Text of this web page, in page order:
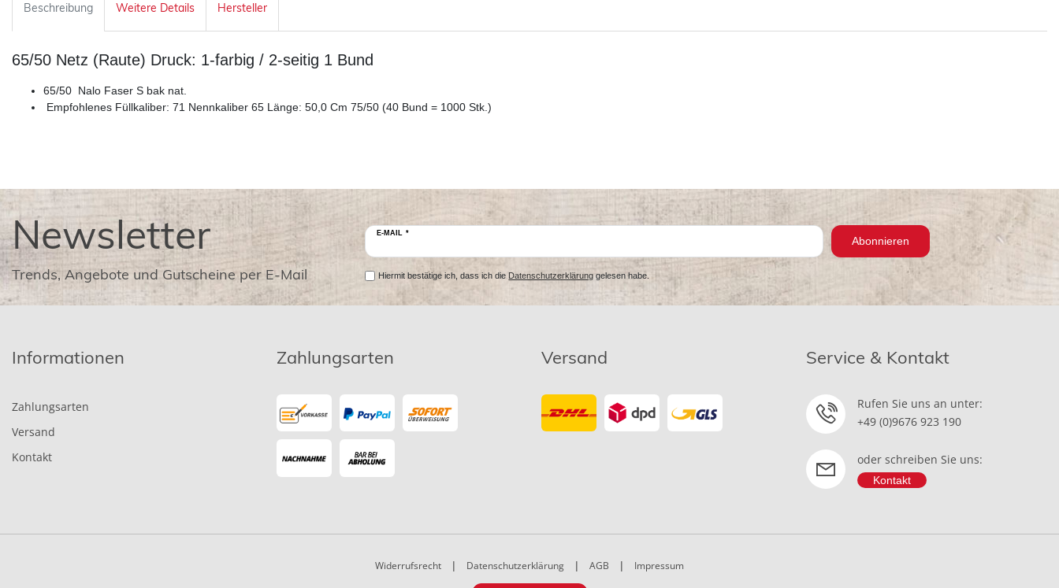
Beschreibung Weitere Details Hersteller
65/50 Netz (Raute) Druck: 1-farbig / 2-seitig 1 Bund
65/50 Nalo Faser S bak nat.
Empfohlenes Füllkaliber: 71 Nennkaliber 65 Länge: 50,0 Cm 75/50 (40 Bund = 1000 Stk.)
Newsletter
Trends, Angebote und Gutscheine per E-Mail
E-MAIL *
Abonnieren
Hiermit bestätige ich, dass ich die Datenschutzerklärunggelesen habe.
Informationen
Zahlungsarten
Versand
Kontakt
Zahlungsarten Versand Service & Kontakt
Rufen Sie uns an unter:
+49 (0)9676 923 190
oder schreiben Sie uns:
Kontakt
Widerrufsrecht | Datenschutzerklärung | AGB | Impressum